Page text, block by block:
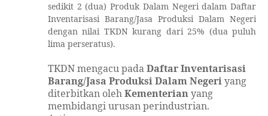
sedikit 2 (dua) Produk Dalam Negeri dalam Daftar
Inventarisasi Barang/Jasa Produksi Dalam Negeri
dengan nilai TKDN kurang dari 25% (dua puluh
lima perseratus).
TKDN mengacu padaDaftar Inventarisasi
Barang/Jasa Produksi Dalam Negeriyang
diterbitkan olehKementerianyang
membidangi urusan perindustrian.